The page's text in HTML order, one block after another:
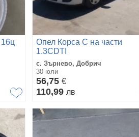
Опел Корса С на части
1.3CDTI
с. Зърнево, Добрич
30 юли
56,75 €
110,99 лв